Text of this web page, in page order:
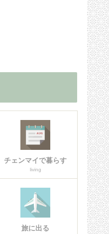
チェンマイで暮らす
living
旅に出る